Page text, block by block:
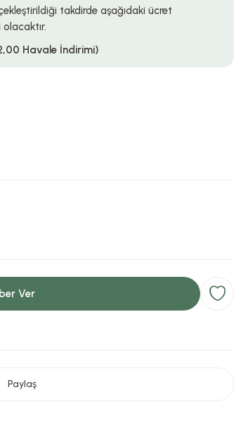
takdirde aşağıdaki ücret
Havale İndirimi)
Ver
Paylaş